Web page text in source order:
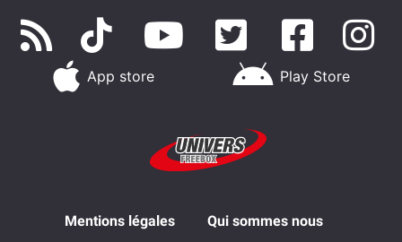
App store Play Store
Mentions légales Qui sommes nous